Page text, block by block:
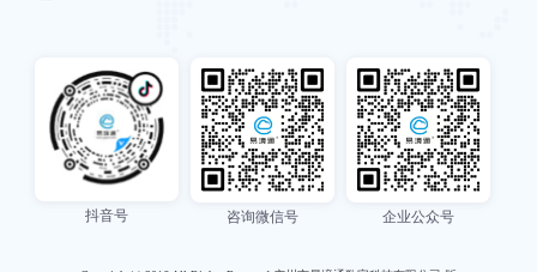
抖音号 咨询微信号 企业公众号